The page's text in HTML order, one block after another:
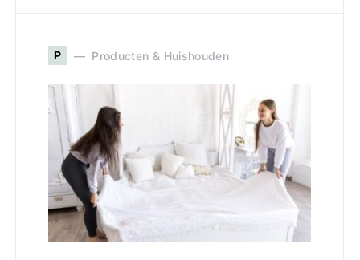
P Producten & Huishouden